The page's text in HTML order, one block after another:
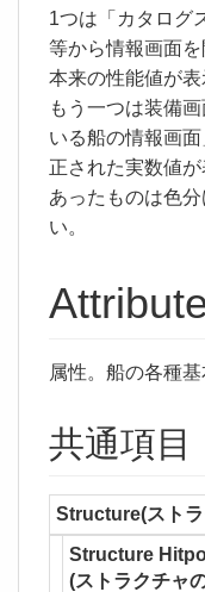
1つは「カタログ
等から情報画面
本来の性能値が表
もう一つは装備
いる船の情報画
正された実数値
あったものは色
い。
属性。船の各種
共通項目
Structure(スト
Structure
(ストラクチャ